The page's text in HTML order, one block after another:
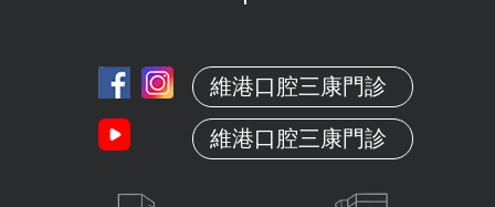
維港口腔三康門診
維港口腔三康門診